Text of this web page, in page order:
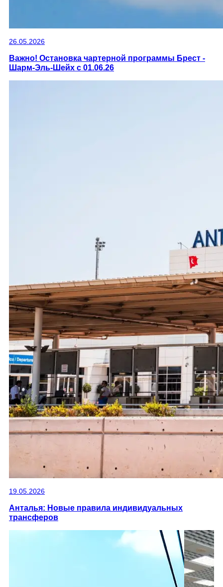
26.05.2026
Важно! Остановка чартерной программы Брест -
Шарм-Эль-Шейх с 01.06.26
19.05.2026
Анталья: Новые правила индивидуальных
трансферов